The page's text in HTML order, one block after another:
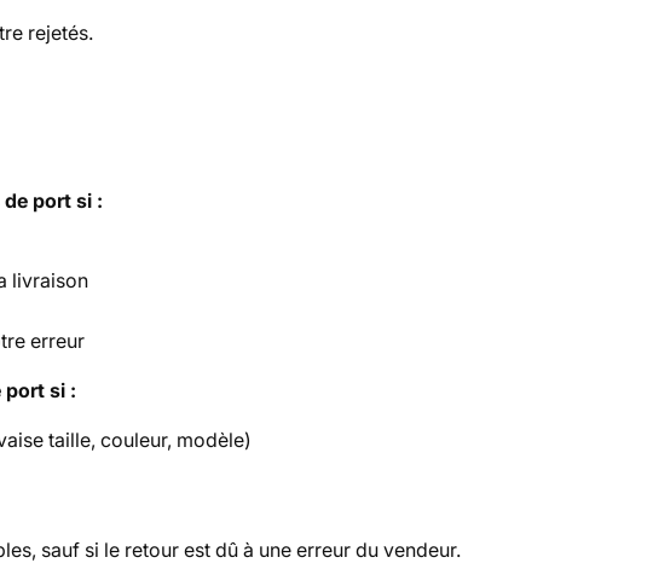
rejetés.
port si :
livraison
erreur
port si :
taille, couleur, modèle)
, sauf si le retour est dû à une erreur du vendeur.